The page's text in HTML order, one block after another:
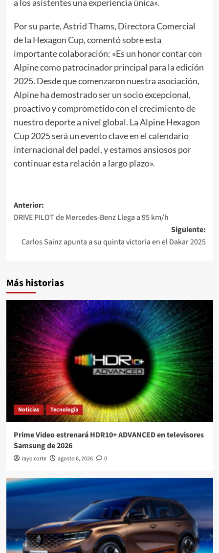
a los asistentes una experiencia única».
Por su parte, Astrid Thams, Directora Comercial
de la Hexagon Cup, comentó sobre esta
importante colaboración: «Es un honor contar con
Alpine como patrocinador principal para la edición
2025. Desde que comenzaron nuestra asociación,
Alpine ha demostrado ser un socio excepcional,
proactivo y comprometido con el crecimiento de
nuestro deporte a nivel global. La Alpine Hexagon
Cup 2025 será un evento clave en el calendario
internacional del padel, y estamos ansiosos por
continuar esta relación a largo plazo».
Navegación
de
entradas
Anterior:
DRIVE PILOT de Mercedes-Benz Llega a 95 km/h
Siguiente:
Carlos Sainz apunta a su quinta victoria en el Dakar 2025
Más historias
Noticias Tecnología
Prime Video estrenará HDR10+ ADVANCED en televisores
Samsung de 2026
rayo corte agosto 6, 2026 0